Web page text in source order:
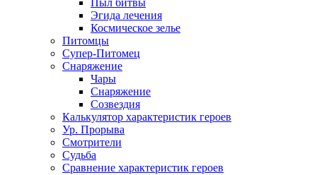
Пыл битвы
Эгида лечения
Космическое зелье
Питомцы
Супер-Питомец
Снаряжение
Чары
Снаряжение
Созвездия
Калькулятор характеристик героев
Ур. Прорыва
Смотрители
Судьба
Сравнение характеристик героев